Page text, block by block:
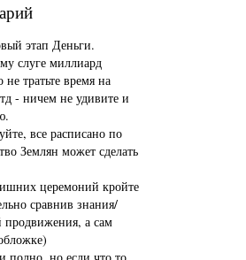
этап Деньги.
слуге миллиард
тратьте время на
- ничем не удивите и
все расписано по
Землян может сделать
церемоний кройте
сравнив знания/
продвижения, а сам